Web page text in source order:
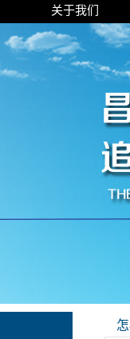
关于我们